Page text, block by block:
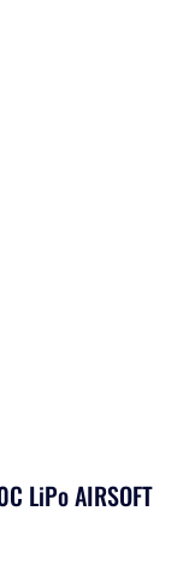
LiPo AIRSOFT